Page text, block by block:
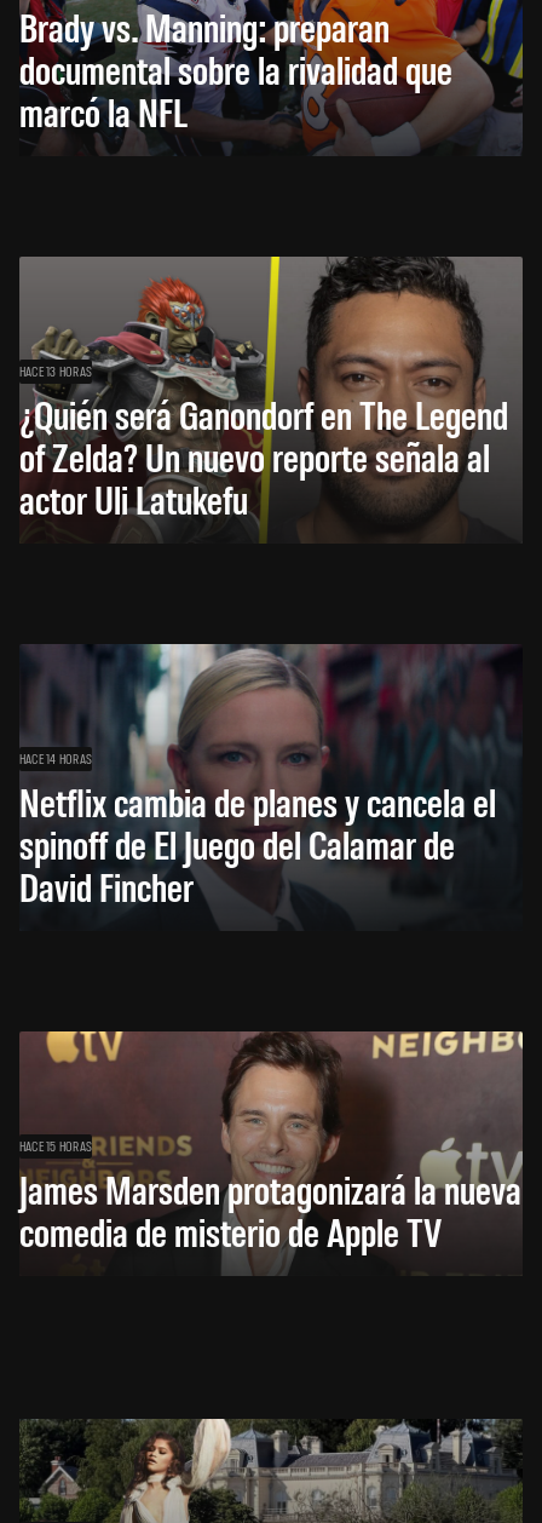
Brady vs. Manning: preparan
documental sobre la rivalidad que
marcó la NFL
HACE 13 HORAS
¿Quién será Ganondorf en The Legend
of Zelda? Un nuevo reporte señala al
actor Uli Latukefu
HACE 14 HORAS
Netflix cambia de planes y cancela el
spinoff de El Juego del Calamar de
David Fincher
HACE 15 HORAS
James Marsden protagonizará la nueva
comedia de misterio de Apple TV